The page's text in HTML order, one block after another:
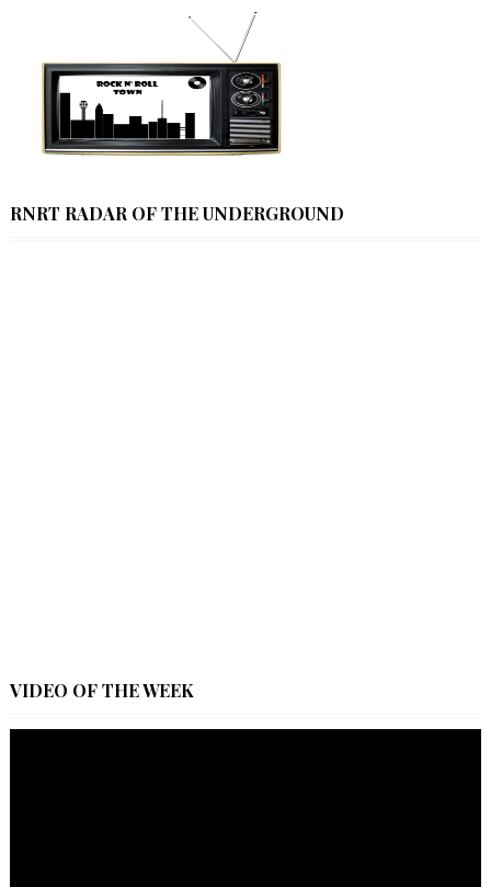
RNRT RADAR OF THE UNDERGROUND
VIDEO OF THE WEEK